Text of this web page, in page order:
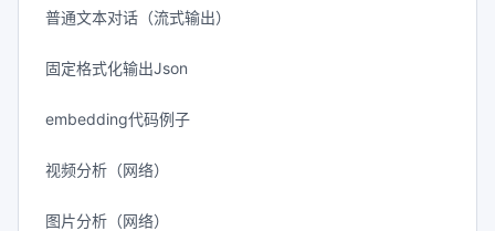
普通文本对话（流式输出）
固定格式化输出Json
embedding代码例子
视频分析（网络）
图片分析（网络）